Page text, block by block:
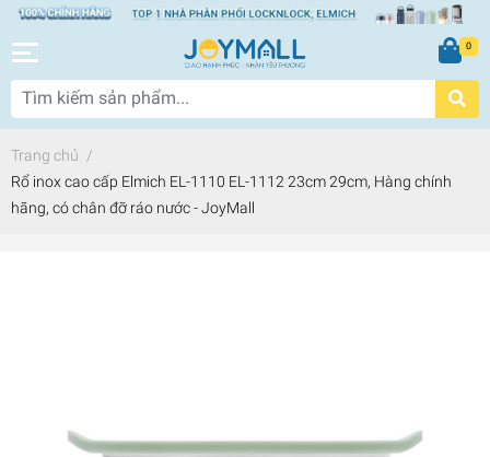
0
Trang chủ /
Rổ inox cao cấp Elmich EL-1110 EL-1112 23cm 29cm, Hàng chính
hãng, có chân đỡ ráo nước - JoyMall